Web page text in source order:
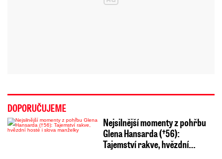
DOPORUČUJEME
Nejsilnější momenty z pohřbu
Glena Hansarda (†56):
Tajemství rakve, hvězdní…